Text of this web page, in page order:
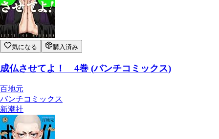
気になる 購入済み
成仏させてよ！ 4巻 (バンチコミックス)
百地元
バンチコミックス
新潮社